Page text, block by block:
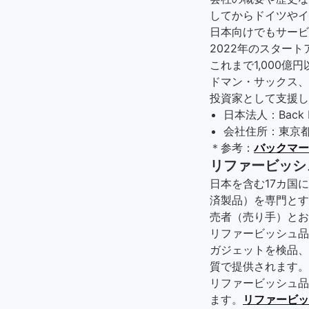
してからドイツや
日本向けでもサー
2022年のスタート
これまで1,000億
ドマン・サックス
投資家として支援
日本法人：
会社住所：東京
＊参考：バックマ
リファービッ
日本を含む17カ国
済製品）を専門と
売者（売り手）と
リファービッシュ
ガジェットを検品
質で提供されます。
リファービッシュ
ます。
リファービ